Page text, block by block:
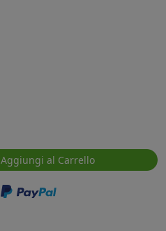
Aggiungi al Carrello